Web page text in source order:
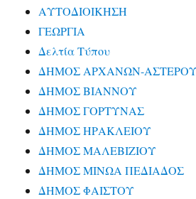
ΑΥΤΟΔΙΟΙΚΗΣΗ
ΓΕΩΡΓΙΑ
Δελτία Τύπου
ΔΗΜΟΣ ΑΡΧΑΝΩΝ-
ΔΗΜΟΣ ΒΙΑΝΝΟΥ
ΔΗΜΟΣ ΓΟΡΤΥΝΑΣ
ΔΗΜΟΣ ΗΡΑΚΛΕΙΟΥ
ΔΗΜΟΣ ΜΑΛΕΒΙΖΙΟΥ
ΔΗΜΟΣ ΜΙΝΩΑ ΠΕΔΙΑΔΟΣ
ΔΗΜΟΣ ΦΑΙΣΤΟΥ